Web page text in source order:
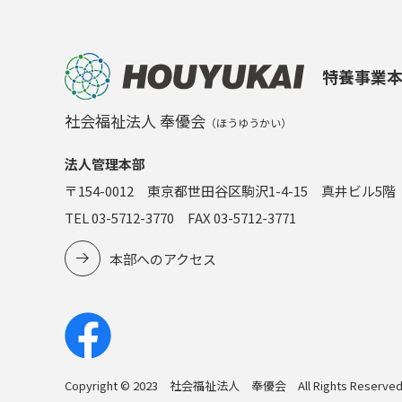
特養事業
社会福祉法人 奉優会 （ほうゆうかい）
法人管理本部
〒154-0012 東京都世田谷区駒沢1-4-15 真井ビル5階
TEL 03-5712-3770 FAX 03-5712-3771
本部へのアクセス
Copyright © 2023 社会福祉法人 奉優会 All Rights